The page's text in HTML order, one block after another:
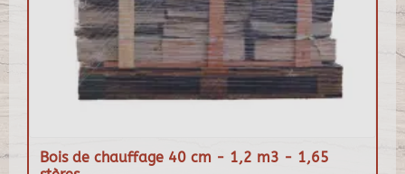
Bois de chauffage 40 cm - 1,2 m3 - 1,65